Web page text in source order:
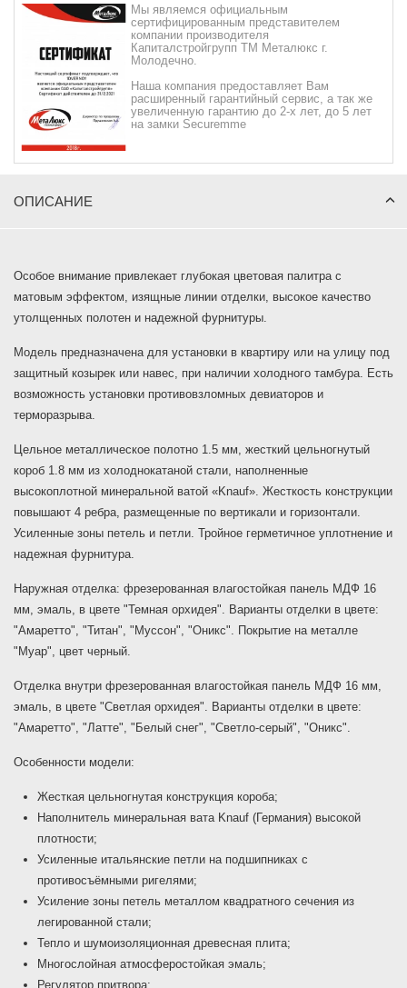
Мы являемся официальным
сертифицированным представителем
компании производителя
Капиталстройгрупп ТМ Металюкс г.
Молодечно.
Наша компания предоставляет Вам
расширенный гарантийный сервис, а так же
увеличенную гарантию до 2-х лет, до 5 лет
на замки Securemme
ОПИСАНИЕ
Особое внимание привлекает глубокая цветовая палитра с
матовым эффектом, изящные линии отделки, высокое качество
утолщенных полотен и надежной фурнитуры.
Модель предназначена для установки в квартиру или на улицу под
защитный козырек или навес, при наличии холодного тамбура. Есть
возможность установки противовзломных девиаторов и
терморазрыва.
Цельное металлическое полотно 1.5 мм, жесткий цельногнутый
короб 1.8 мм из холоднокатаной стали, наполненные
высокоплотной минеральной ватой «Knauf». Жесткость конструкции
повышают 4 ребра, размещенные по вертикали и горизонтали.
Усиленные зоны петель и петли. Тройное герметичное уплотнение и
надежная фурнитура.
Наружная отделка: фрезерованная влагостойкая панель МДФ 16
мм, эмаль, в цвете "Темная орхидея". Варианты отделки в цвете:
"Амаретто", "Титан", "Муссон", "Оникс". Покрытие на металле
"Муар", цвет черный.
Отделка внутри фрезерованная влагостойкая панель МДФ 16 мм,
эмаль, в цвете "Светлая орхидея". Варианты отделки в цвете:
"Амаретто", "Латте", "Белый снег", "Светло-серый", "Оникс".
Особенности модели:
Жесткая цельногнутая конструкция короба;
Наполнитель минеральная вата Knauf (Германия) высокой
плотности;
Усиленные итальянские петли на подшипниках с
противосъёмными ригелями;
Усиление зоны петель металлом квадратного сечения из
легированной стали;
Тепло и шумоизоляционная древесная плита;
Многослойная атмосферостойкая эмаль;
Регулятор притвора;